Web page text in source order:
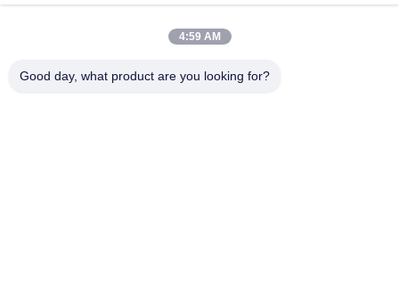
sales@atmpart.com.cn
4:59 AM
Good day, what product are you looking for?